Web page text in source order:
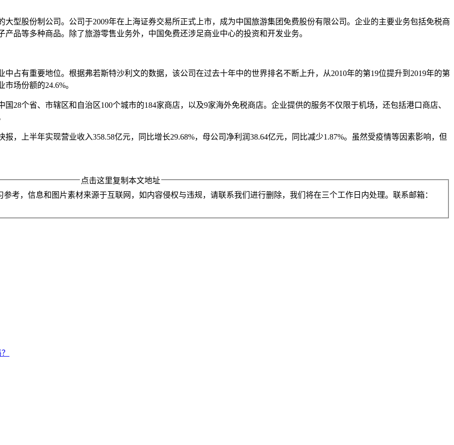
大型股份制公司。公司于2009年在上海证券交易所正式上市，成为中国旅游集团免费股份有限公司。企业的主要业务包括免税商
品等多种商品。除了旅游零售业务外，中国免费还涉足商业中心的投资和开发业务。
占有重要地位。根据弗若斯特沙利文的数据，该公司在过去十年中的世界排名不断上升，从2010年的第19位提升到2019年的第
场份额的24.6%。
28个省、市辖区和自治区100个城市的184家商店，以及9家海外免税商店。企业提供的服务不仅限于机场，还包括港口商店、
，上半年实现营业收入358.58亿元，同比增长29.68%，母公司净利润38.64亿元，同比减少1.87%。虽然受疫情等因素影响，但
点击这里复制本文地址
考，信息和图片素材来源于互联网，如内容侵权与违规，请联系我们进行删除，我们将在三个工作日内处理。联系邮箱：